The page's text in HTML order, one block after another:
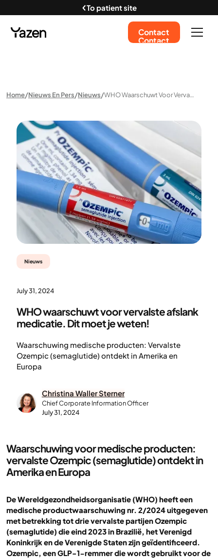
To patient site
Contact
Contact
Home Nieuws En Pers Nieuws WHO Waarschuwt Voor Vervalste Afslank Medicatie. Dit Moet Je Weten!
Nieuws
July 31, 2024
WHO waarschuwt voor vervalste afslank
medicatie. Dit moet je weten!
Waarschuwing medische producten: Vervalste
Ozempic (semaglutide) ontdekt in Amerika en
Europa
Christina Waller Sterner
Chief Corporate Information Officer
July 31, 2024
Waarschuwing voor medische producten:
vervalste Ozempic (semaglutide) ontdekt in
Amerika en Europa
De Wereldgezondheidsorganisatie (WHO) heeft een
medische productwaarschuwing nr. 2/2024 uitgegeven
met betrekking tot drie vervalste partijen Ozempic
(semaglutide) die eind 2023 in Brazilië, het Verenigd
Koninkrijk en de Verenigde Staten zijn geïdentificeerd.
Ozempic, een GLP-1-remmer die wordt gebruikt voor de